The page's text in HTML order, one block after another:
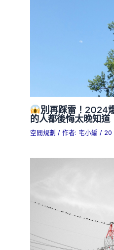
別再踩雷！2024
的人都後悔太晚知道
空間規劃 / 作者: 宅小編 / 20